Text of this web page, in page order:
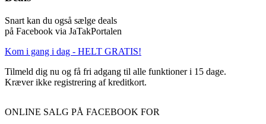
Snart kan du også sælge deals
på Facebook via JaTakPortalen
Kom i gang i dag - HELT GRATIS!
Tilmeld dig nu og få fri adgang til alle funktioner i 15 dage.
Kræver ikke registrering af kreditkort.
ONLINE SALG PÅ FACEBOOK FOR